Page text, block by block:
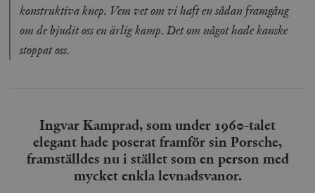
konstruktiva knep. Vem vet om vi haft en sådan framgång
om de bjudit oss en ärlig kamp. Det om något hade kanske
stoppat oss.
Ingvar Kamprad, som under 1960-talet
elegant hade poserat framför sin Porsche,
framställdes nu i stället som en person med
mycket enkla levnadsvanor.